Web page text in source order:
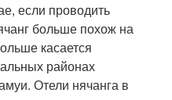
если проводить
больше похож на
касается
районах
Отели нячанга в